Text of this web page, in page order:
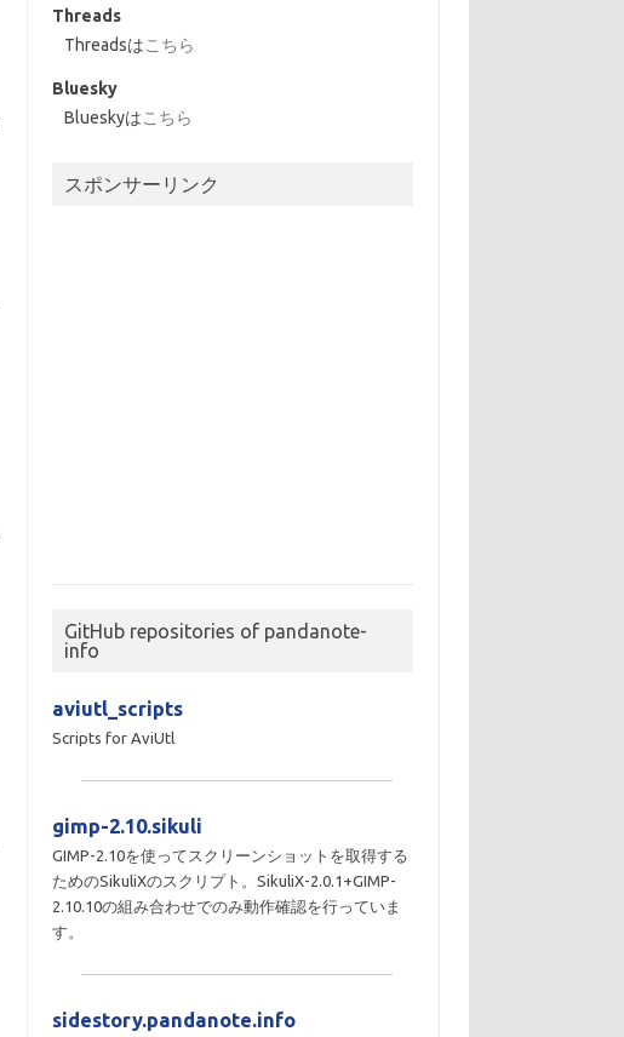
Threads
Threadsはこちら
Bluesky
Blueskyはこちら
スポンサーリンク
GitHub repositories of pandanote-
info
aviutl_scripts
Scripts for AviUtl
gimp-2.10.sikuli
GIMP-2.10を使ってスクリーンショットを取得する
ためのSikuliXのスクリプト。SikuliX-2.0.1+GIMP-
2.10.10の組み合わせでのみ動作確認を行っていま
す。
sidestory.pandanote.info